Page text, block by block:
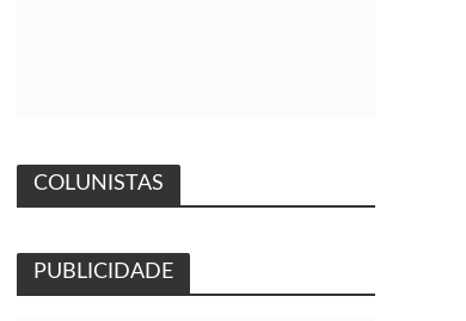
COLUNISTAS
PUBLICIDADE